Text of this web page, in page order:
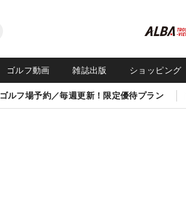
ゴルフ動画 雑誌出版 ショッピング
ゴルフ場予約／毎週更新！限定優待プラン